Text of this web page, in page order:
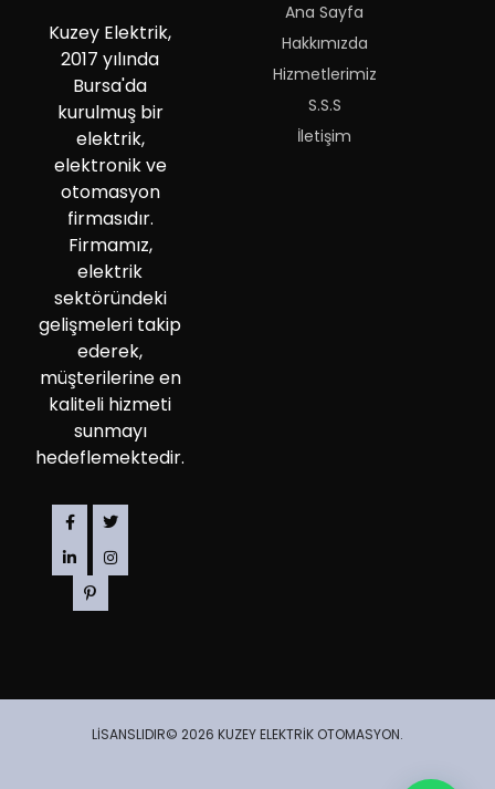
Kuzey Elektrik,
2017 yılında
Bursa'da
kurulmuş bir
elektrik,
elektronik ve
otomasyon
firmasıdır.
Firmamız,
elektrik
sektöründeki
gelişmeleri takip
ederek,
müşterilerine en
kaliteli hizmeti
sunmayı
hedeflemektedir.
Ana Sayfa
Hakkımızda
Hizmetlerimiz
S.S.S
İletişim
LİSANSLIDIR© 2026 KUZEY ELEKTRİK OTOMASYON.